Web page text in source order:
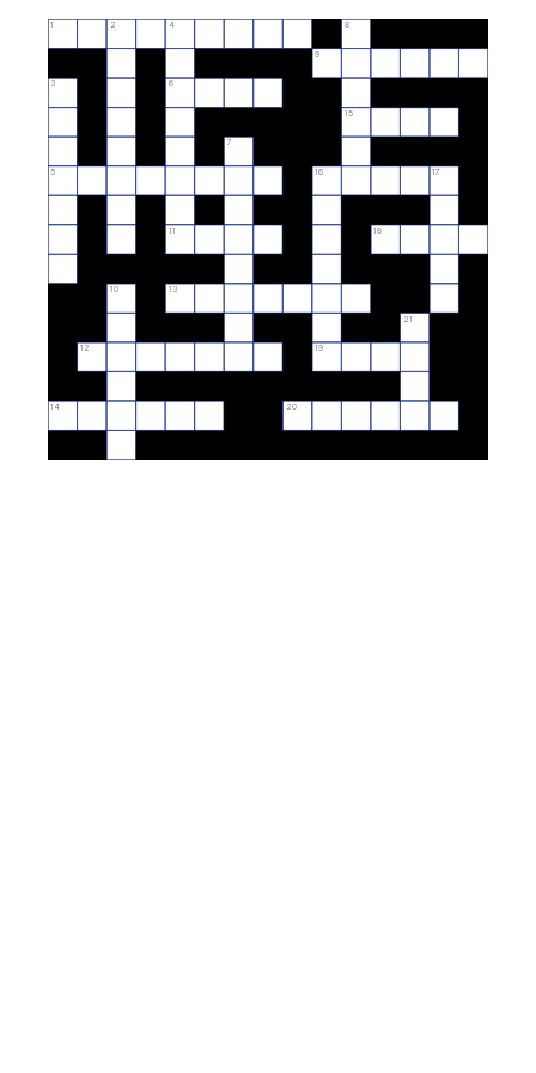
1 2 4 8
9
3 6
15
7
5 16 17
11 18
10 13
21
12 19
14 20